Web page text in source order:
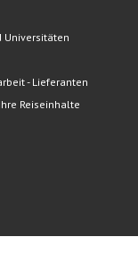
Universitäten
- Lieferanten
Reiseinhalte